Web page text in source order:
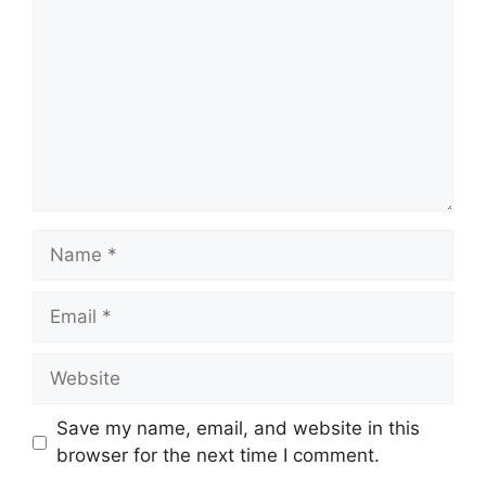
Name
Email
Website
Save my name, email, and website in this
browser for the next time I comment.